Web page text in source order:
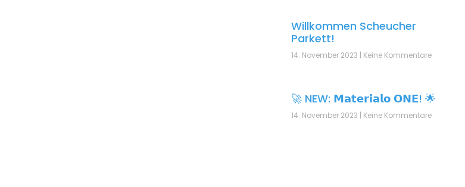
Willkommen Scheucher
Parkett!
14. November 2023 Keine Kommentare
🚀 NEW: 𝗠𝗮𝘁𝗲𝗿𝗶𝗮𝗹𝗼 𝗢𝗡𝗘! 🌟
14. November 2023 Keine Kommentare